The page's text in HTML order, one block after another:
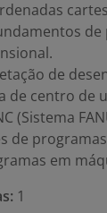
de
de
de centro de
(Sistema
de
em
1